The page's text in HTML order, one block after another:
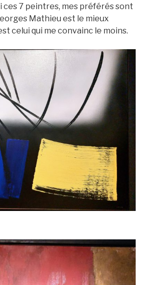
ces 7 peintres, mes préférés sont
Mathieu est le mieux
celui qui me convainc le moins.